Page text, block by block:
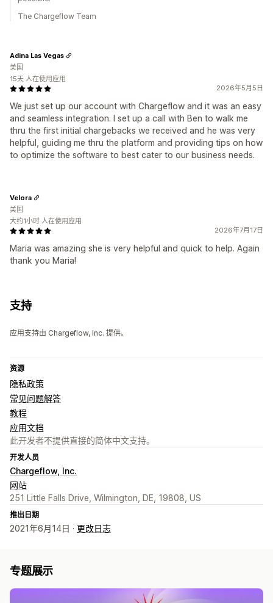
The Chargeflow Team
2026年5月5日
We just set up our account with Chargeflow and it was an easy
and seamless integration. I set up a call with Ben to walk me
thru the first initial chargebacks we received and he was very
helpful, guiding me thru the platform and providing tips on how
to optimize the software to best cater to our business needs.
Adina Las Vegas
美国
15天 人在使用应用
2026年7月17日
Maria was amazing she is very helpful and quick to help. Again
thank you Maria!
Velora
美国
大约1小时 人在使用应用
支持
应用支持由 Chargeflow, Inc. 提供。
资源
隐私政策
常见问题解答
教程
应用文档
此开发者不提供直接的简体中文支持。
开发人员
Chargeflow, Inc.
网站
251 Little Falls Drive, Wilmington, DE, 19808, US
推出日期
2021年6月14日 · 更改日志
专题展示